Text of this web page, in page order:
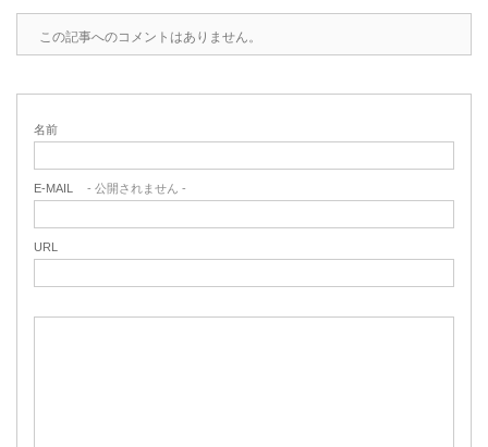
この記事へのコメントはありません。
名前
E-MAIL - 公開されません -
URL